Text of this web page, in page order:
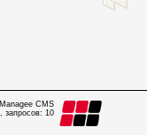
CMS
запросов: 10